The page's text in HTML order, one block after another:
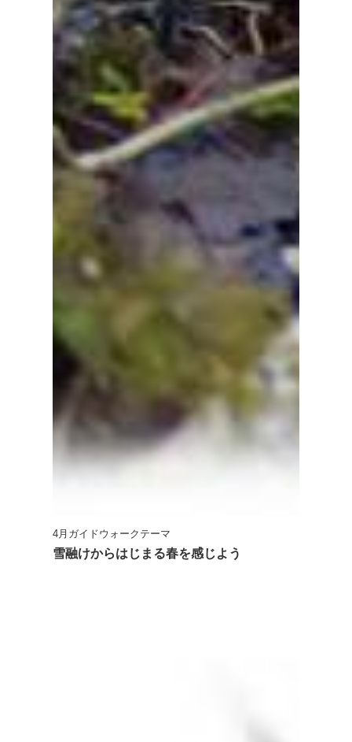
4月ガイドウォークテーマ
雪融けからはじまる春を感じよう